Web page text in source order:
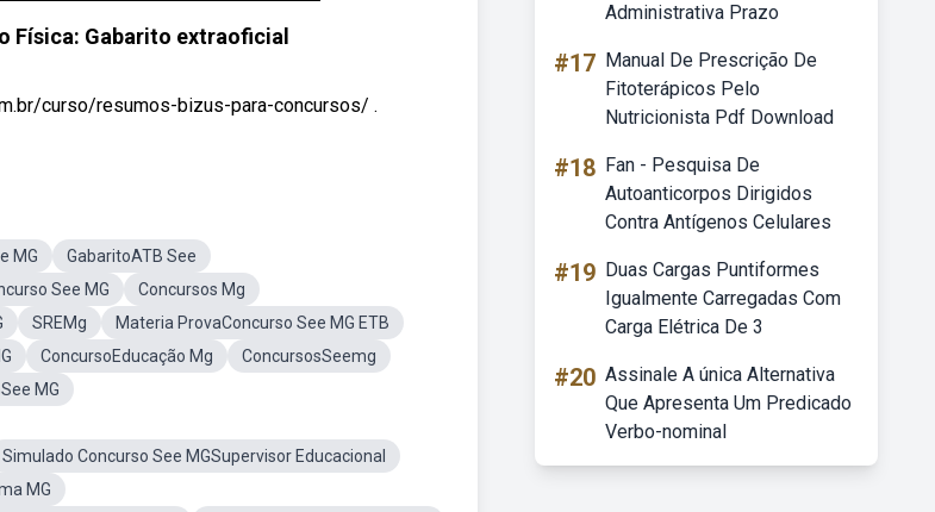
Física: Gabarito extraoficial
curso/resumos-bizus-para-concursos/ .
MG
GabaritoATB See
See MG
Concursos Mg
SREMg
Materia ProvaConcurso See MG ETB
ConcursoEducação Mg
ConcursosSeemg
MG
Simulado Concurso See MGSupervisor Educacional
MG
Administrativa Prazo
#17 Manual De Prescrição De
Fitoterápicos Pelo
Nutricionista Pdf Download
#18 Fan - Pesquisa De
Autoanticorpos Dirigidos
Contra Antígenos Celulares
#19 Duas Cargas Puntiformes
Igualmente Carregadas Com
Carga Elétrica De 3
#20 Assinale A única Alternativa
Que Apresenta Um Predicado
Verbo-nominal